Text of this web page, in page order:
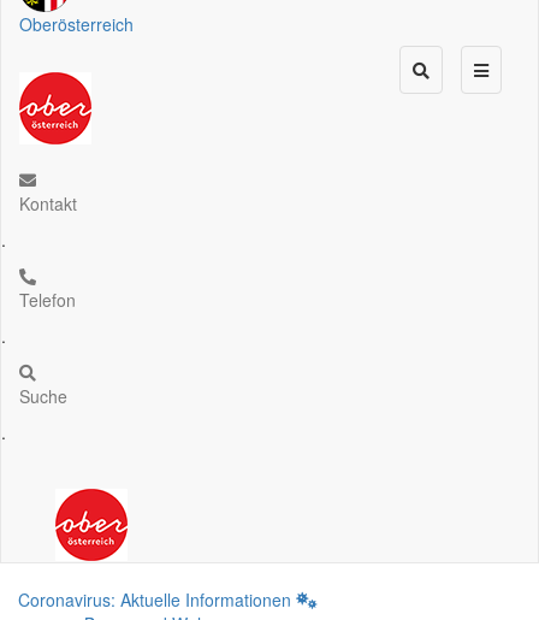
Oberösterreich
Kontakt
.
Telefon
.
Suche
.
Coronavirus: Aktuelle Informationen